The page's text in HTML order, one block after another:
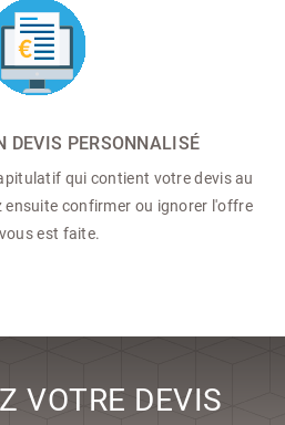
DEVIS PERSONNALISÉ
qui contient votre devis au
ensuite confirmer ou ignorer l'offre
est faite.
VOTRE DEVIS